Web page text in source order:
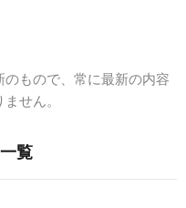
もので、常に最新の内容
せん。
覧